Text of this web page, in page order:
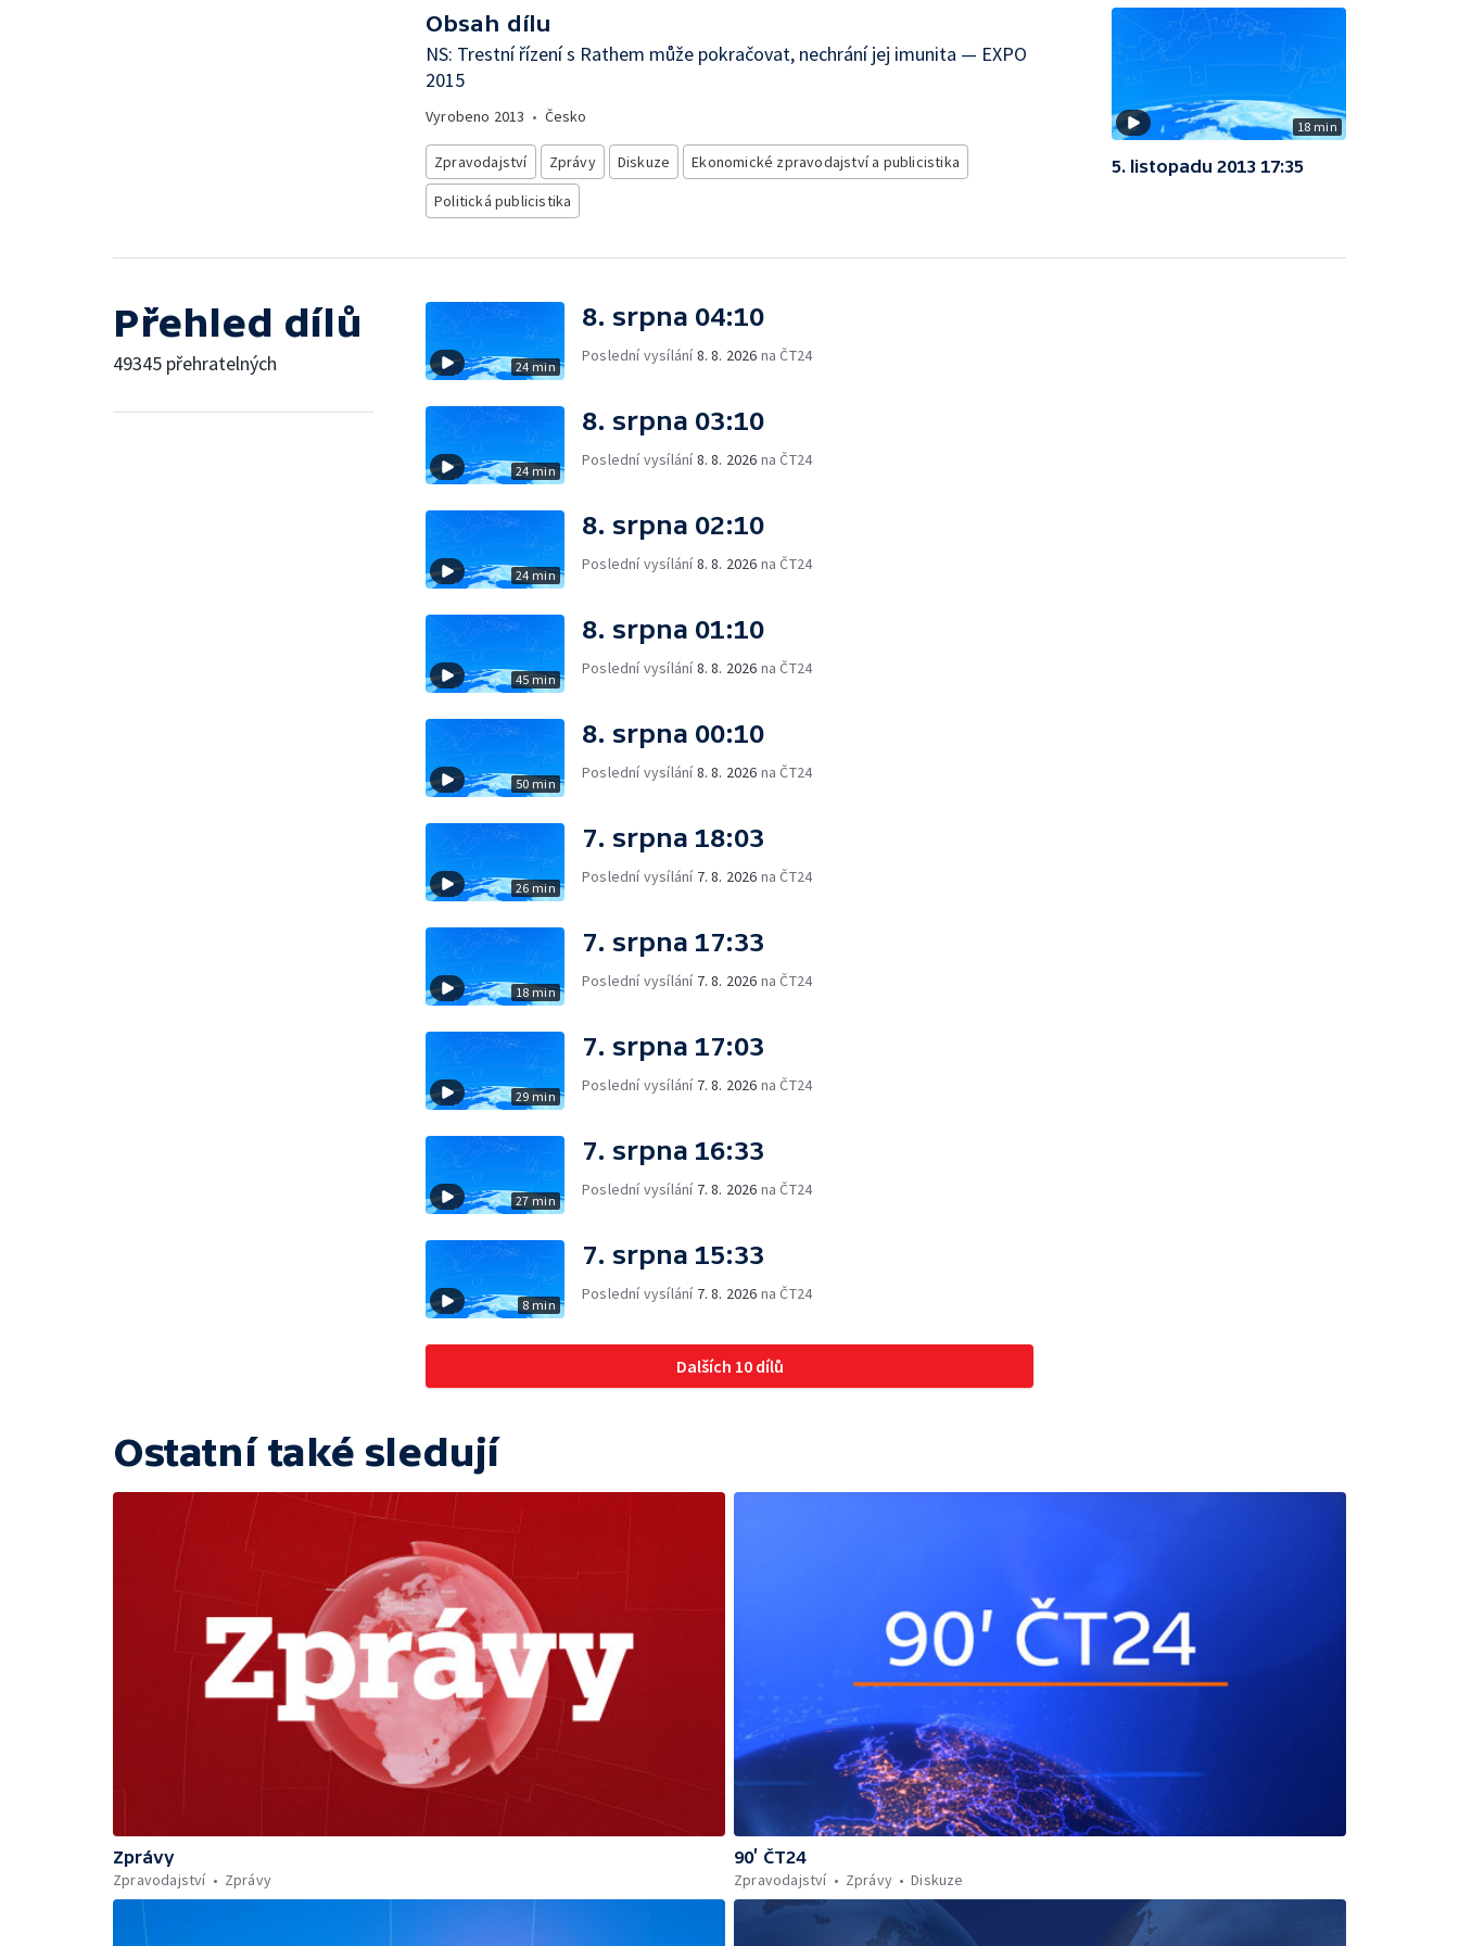
Obsah dílu
NS: Trestní řízení s Rathem může pokračovat, nechrání jej imunita — EXPO
2015
Vyrobeno 2013 • Česko
Zpravodajství Zprávy Diskuze
Ekonomické zpravodajství a publicistika
Politická publicistika
18 min
5. listopadu 2013 17:35
Přehled dílů
49345 přehratelných 24 min
8. srpna 04:10
Poslední vysílání8. 8. 2026 na ČT24
24 min
8. srpna 03:10
Poslední vysílání8. 8. 2026 na ČT24
24 min
8. srpna 02:10
Poslední vysílání8. 8. 2026 na ČT24
45 min
8. srpna 01:10
Poslední vysílání8. 8. 2026 na ČT24
50 min
8. srpna 00:10
Poslední vysílání8. 8. 2026 na ČT24
26 min
7. srpna 18:03
Poslední vysílání 7. 8. 2026 na ČT24
18 min
7. srpna 17:33
Poslední vysílání 7. 8. 2026 na ČT24
29 min
7. srpna 17:03
Poslední vysílání 7. 8. 2026 na ČT24
27 min
7. srpna 16:33
Poslední vysílání 7. 8. 2026 na ČT24
8 min
7. srpna 15:33
Poslední vysílání 7. 8. 2026 na ČT24
Dalších 10 dílů
Ostatní také sledují
Zprávy
Zpravodajství
Zprávy
90’ ČT24
Zpravodajství
Zprávy Diskuze